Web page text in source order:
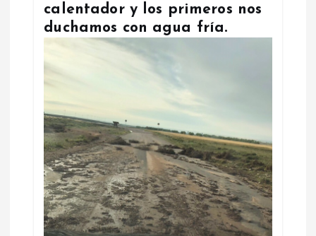
calentador y los primeros nos
duchamos con agua fría.